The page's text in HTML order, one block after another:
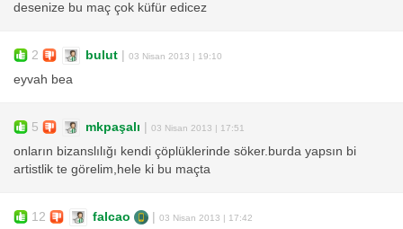
desenize bu maç çok küfür edicez
2 bulut | 03 Nisan 2013 | 19:10
eyvah bea
5 mkpaşalı | 03 Nisan 2013 | 17:51
onların bizanslılığı kendi çöplüklerinde söker.burda yapsın bi
artistlik te görelim,hele ki bu maçta
12 falcao | 03 Nisan 2013 | 17:42